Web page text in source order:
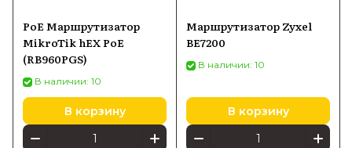
PoE Маршрутизатор
MikroTik hEX PoE
(RB960PGS)
В наличии: 10
В корзину
Маршрутизатор Zyxel
BE7200
В наличии: 10
В корзину